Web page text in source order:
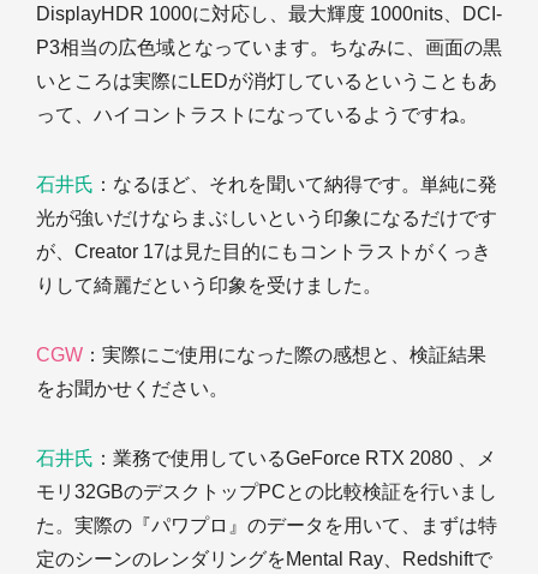
DisplayHDR 1000に対応し、最大輝度 1000nits、DCI-
P3相当の広色域となっています。ちなみに、画面の黒
いところは実際にLEDが消灯しているということもあ
って、ハイコントラストになっているようですね。
石井氏 ：なるほど、それを聞いて納得です。単純に発
光が強いだけならまぶしいという印象になるだけです
が、Creator 17は見た目的にもコントラストがくっき
りして綺麗だという印象を受けました。
CGW ：実際にご使用になった際の感想と、検証結果
をお聞かせください。
石井氏 ：業務で使用しているGeForce RTX 2080 、メ
モリ32GBのデスクトップPCとの比較検証を行いまし
た。実際の『パワプロ』のデータを用いて、まずは特
定のシーンのレンダリングをMental Ray、Redshiftで